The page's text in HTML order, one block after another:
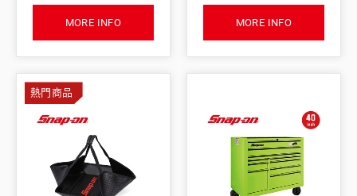
MORE INFO MORE INFO
熱門商品